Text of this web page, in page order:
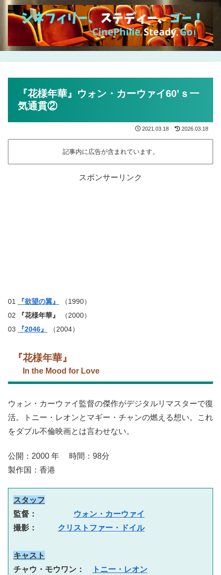
『花様年華』ウォン・カーウァイ60’ｓ一
気通貫②
2021.03.18 2026.03.18
記事内に広告が含まれています。
スポンサーリンク
01 『欲望の翼』
（1990）
02
『花様年華』
（2000）
03
『2046』 （2004）
『花様年華』
In the Mood for Love
ウォン・カーウァイ監督の傑作がデジタルリマスターで復
活。トニー・レオンとマギー・チャンの燃える想い。これ
をダブル不倫映画とは言わせない。
公開：2000 年 時間：98分
製作国：香港
スタッフ
監督：
ウォン・カーウァイ
撮影： クリストファー・ドイル
キャスト
チャウ・モウワン：
トニー・レオン